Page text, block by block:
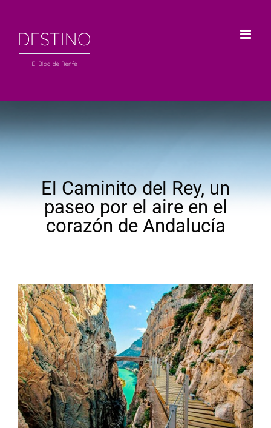
contenido
El Caminito del Rey, un
paseo por el aire en el
corazón de Andalucía
Ver
imagen
más
grande